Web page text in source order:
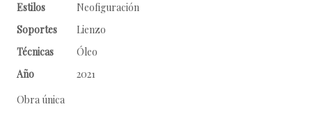
Estilos
Neofiguración
Soportes
Lienzo
Técnicas
Óleo
Año
2021
Obra única